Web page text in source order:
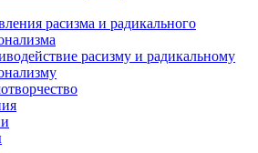
расизма и радикального
расизму и радикальному